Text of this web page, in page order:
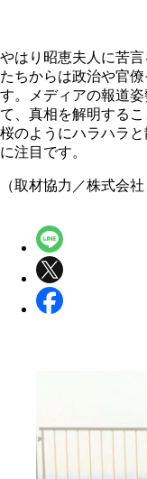
やはり昭恵夫人に苦
たちからは政治や官
す。メディアの報道
て、真相を解明する
桜のようにハラハラ
に注目です。
（取材協力／株式会